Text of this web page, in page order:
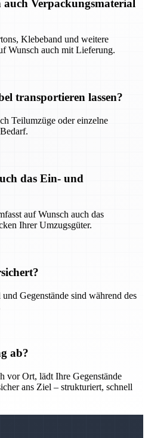
Verpackungsmaterial
Klebeband und weitere
Wunsch auch mit Lieferung.
transportieren lassen?
Teilumzüge oder einzelne
das Ein- und
auf Wunsch auch das
Ihrer Umzugsgüter.
Gegenstände sind während des
ab?
vor Ort, lädt Ihre Gegenstände
ans Ziel – strukturiert, schnell